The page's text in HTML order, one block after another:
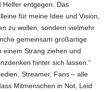
Helfer entgegen. Das
für meine Idee und Vision,
zu wollen, sondern vielmehr
gemeinsam großartige
einem Strang ziehen und
hinter sich lassen.“
Streamer, Fans – alle
Mitmenschen in Not, Leid